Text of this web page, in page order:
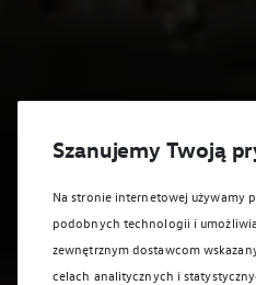
Szanujemy Twoją
Na stronie internetowej używamy
podobnych technologii i
zewnętrznym dostawcom
celach analitycznych i